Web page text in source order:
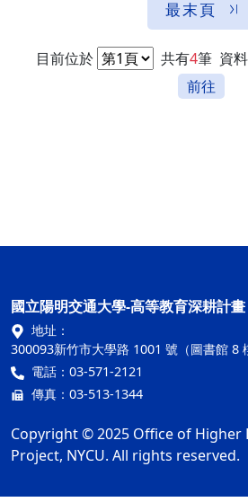
最末頁
目前位於 共有4筆 資
前往
國立陽明交通大學-高等教育深耕計畫
地址：
300093新竹市大學路 1001 號（圖書館 8
電話：03-571-2121
傳真：03-513-1344
Copyright © 2025 Office of Higher
Project, NYCU. All rights reserved.